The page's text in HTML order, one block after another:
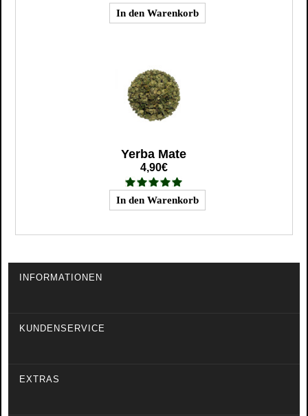
Yerba Mate
4,90€
INFORMATIONEN
KUNDENSERVICE
EXTRAS